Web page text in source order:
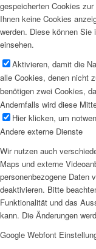
gespeicherten Cookies
Ihnen keine Cookies
werden. Diese können
einsehen.
Aktivieren, damit die
alle Cookies, denen nicht
benötigen zwei Cookies,
Andernfalls wird diese
Hier klicken, um
Andere externe Dienste
Wir nutzen auch
Maps und externe
personenbezogene Daten
deaktivieren. Bitte
Funktionalität und das
kann. Die Änderungen
Google Webfont